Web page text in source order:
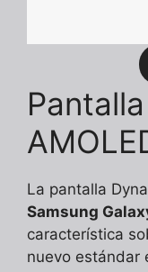
La pantalla
Samsung
característica
nuevo estándar